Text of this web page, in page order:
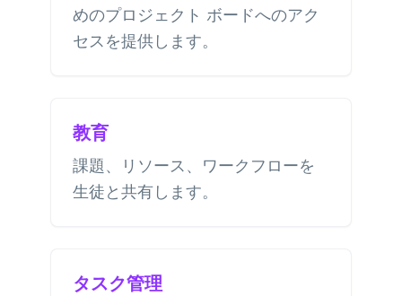
めのプロジェクト ボードへのアク
セスを提供します。
教育
課題、リソース、ワークフローを
生徒と共有します。
タスク管理